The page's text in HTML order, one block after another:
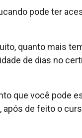
pode ter
quanto mais
de dias no
que você pode
de feito o